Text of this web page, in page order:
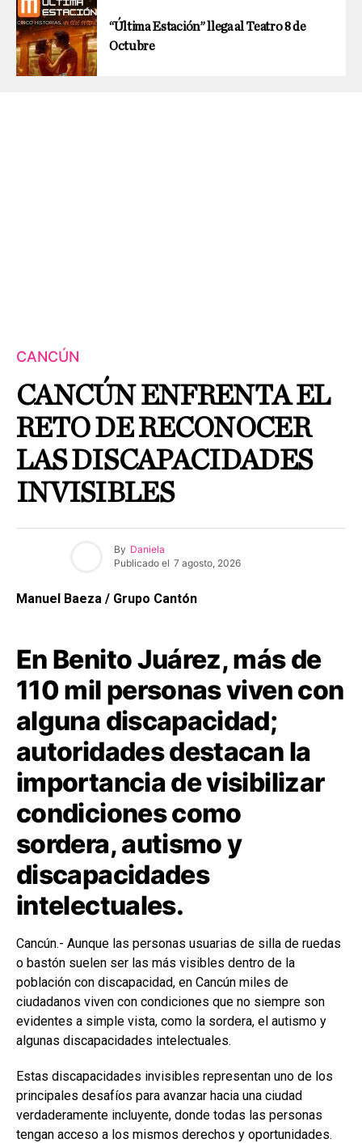
“Última Estación” llega al Teatro 8 de
Octubre
CANCÚN
CANCÚN ENFRENTA EL
RETO DE RECONOCER
LAS DISCAPACIDADES
INVISIBLES
By Daniela
Publicado el 7 agosto, 2026
Manuel Baeza / Grupo Cantón
En Benito Juárez, más de
110 mil personas viven con
alguna discapacidad;
autoridades destacan la
importancia de visibilizar
condiciones como
sordera, autismo y
discapacidades
intelectuales.
Cancún.- Aunque las personas usuarias de silla de ruedas
o bastón suelen ser las más visibles dentro de la
población con discapacidad, en Cancún miles de
ciudadanos viven con condiciones que no siempre son
evidentes a simple vista, como la sordera, el autismo y
algunas discapacidades intelectuales.
Estas discapacidades invisibles representan uno de los
principales desafíos para avanzar hacia una ciudad
verdaderamente incluyente, donde todas las personas
tengan acceso a los mismos derechos y oportunidades.